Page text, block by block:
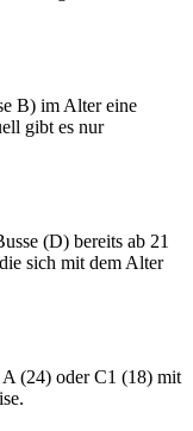
B) im Alter eine
gibt es nur
(D) bereits ab 21
sich mit dem Alter
(24) oder C1 (18) mit